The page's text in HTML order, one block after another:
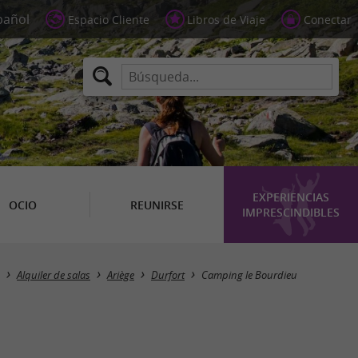
Espacio Cliente Libros de Viaje Conectar
OCIO REUNIRSE
EXPERIENCIAS
IMPRESCINDIBLES
Alquiler de salas Ariège Durfort Camping le Bourdieu